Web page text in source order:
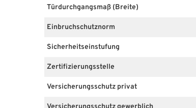
Türdurchgangsmaß (Breite)
Einbruchschutznorm
Sicherheitseinstufung
Zertifizierungsstelle
Versicherungsschutz privat